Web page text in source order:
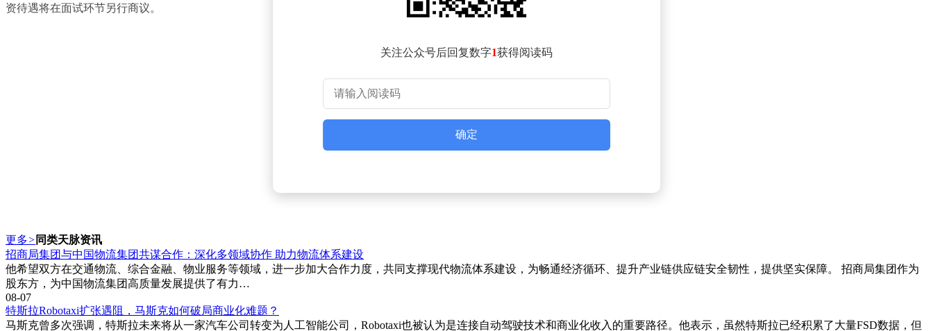
资待遇将在面试环节另行商议。
关注公众号后回复数字1获得阅读码
确定
更多> 同类天脉资讯
招商局集团与中国物流集团共谋合作：深化多领域协作 助力物流体系建设
他希望双方在交通物流、综合金融、物业服务等领域，进一步加大合作力度，共同支撑现代物流体系建设，为畅通经济循环、提升产业链供应链安全韧性，提供坚实保障。 招商局集团作为
股东方，为中国物流集团高质量发展提供了有力…
08-07
特斯拉Robotaxi扩张遇阻，马斯克如何破局商业化难题？
马斯克曾多次强调，特斯拉未来将从一家汽车公司转变为人工智能公司，Robotaxi也被认为是连接自动驾驶技术和商业化收入的重要路径。他表示，虽然特斯拉已经积累了大量FSD数据，但